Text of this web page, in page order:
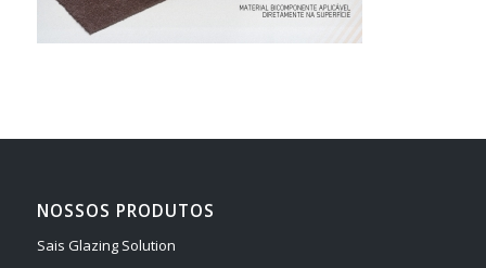
NOSSOS PRODUTOS
Sais Glazing Solution